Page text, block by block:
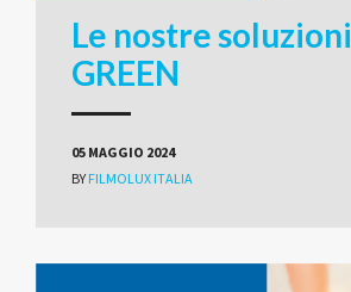
Le nostre soluzioni
GREEN
05 MAGGIO 2024
BY FILMOLUX ITALIA